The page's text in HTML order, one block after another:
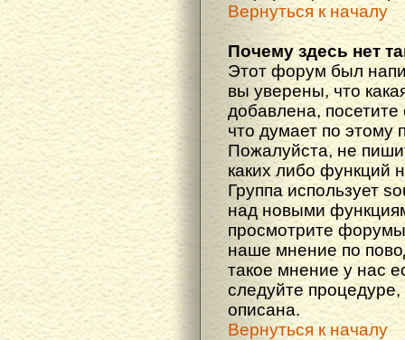
Вернуться к началу
Почему здесь нет
Этот форум был
вы уверены, что
добавлена,
что думает по этому
Пожалуйста, не
каких либо функций
Группа использует
над новыми
просмотрите
наше мнение по
такое мнение у нас
следуйте процедуре,
описана.
Вернуться к началу